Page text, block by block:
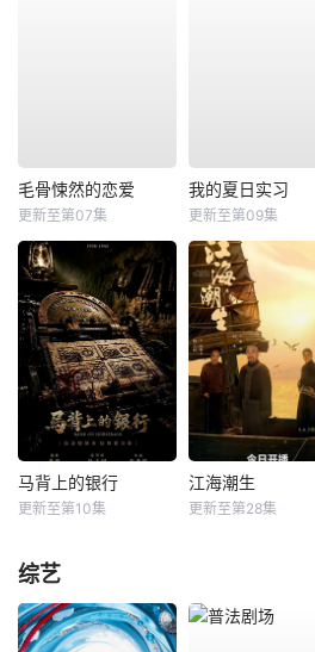
毛骨悚然的恋爱
更新至第07集
我的夏日实习
更新至第09集
马背上的银行
更新至第10集
江海潮生
更新至第28集
综艺